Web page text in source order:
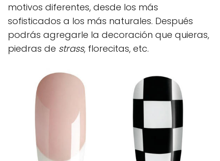
motivos diferentes, desde los más
sofisticados a los más naturales. Después
podrás agregarle la decoración que quieras,
piedras de strass, florecitas, etc.